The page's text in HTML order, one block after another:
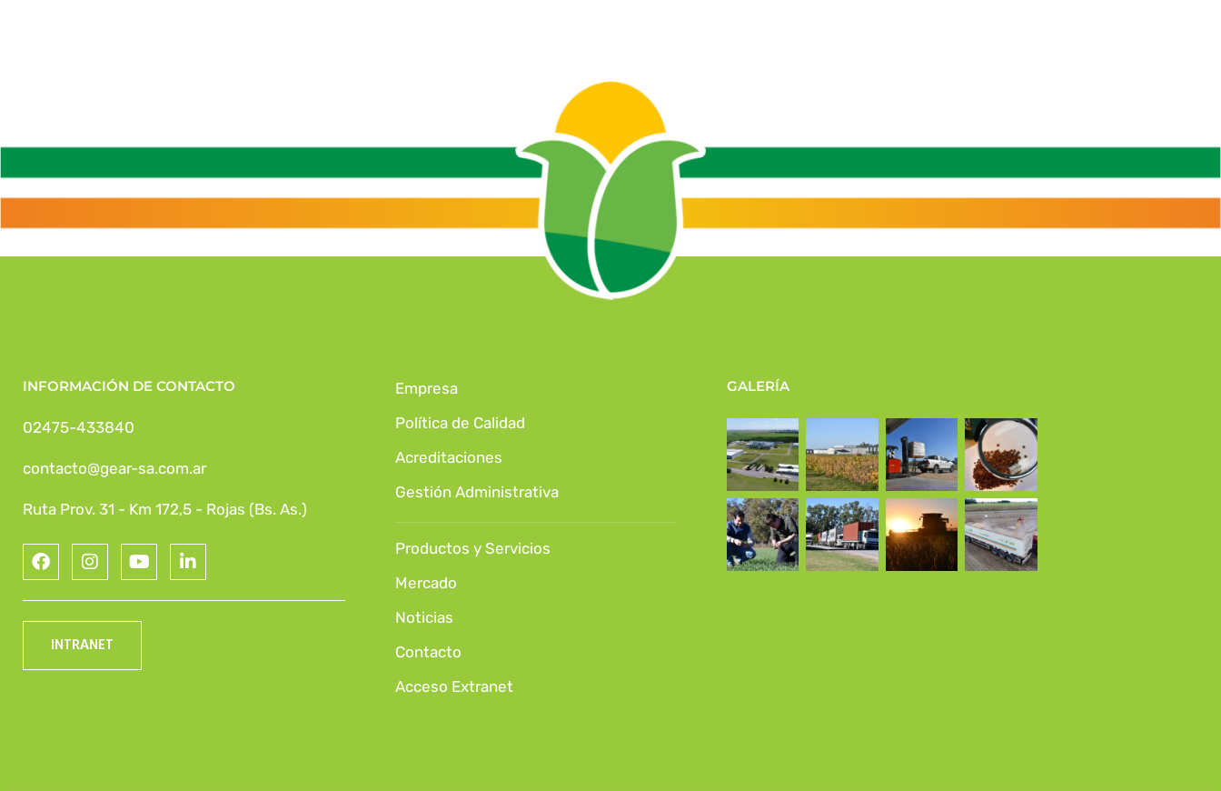
INFORMACIÓN DE CONTACTO
02475-433840
contacto@gear-sa.com.ar
Ruta Prov. 31 - Km 172,5 - Rojas (Bs. As.)
INTRANET
Empresa
Política de Calidad
Acreditaciones
Gestión Administrativa
Productos y Servicios
Mercado
Noticias
Contacto
Acceso Extranet
GALERÍA